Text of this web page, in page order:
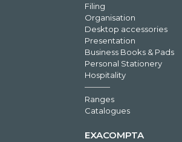
Filing
Organisation
Desktop accessories
Presentation
Business Books & Pads
Personal Stationery
Hospitality
Ranges
Catalogues
EXACOMPTA